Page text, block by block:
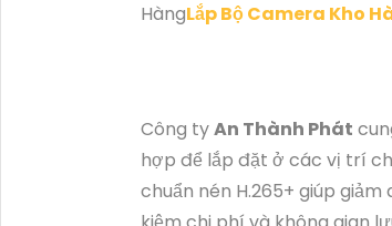
HàngLắp Bộ Camera Kho
Công tyAn Thành Phát
hợp để lắp đặt ở các vị trí
chuẩn nén H.265+ giúp